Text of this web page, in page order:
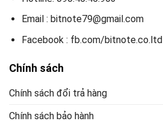
Email : bitnote79@gmail.com
Facebook : fb.com/bitnote.co.ltd
Chính sách
Chính sách đổi trả hàng
Chính sách bảo hành